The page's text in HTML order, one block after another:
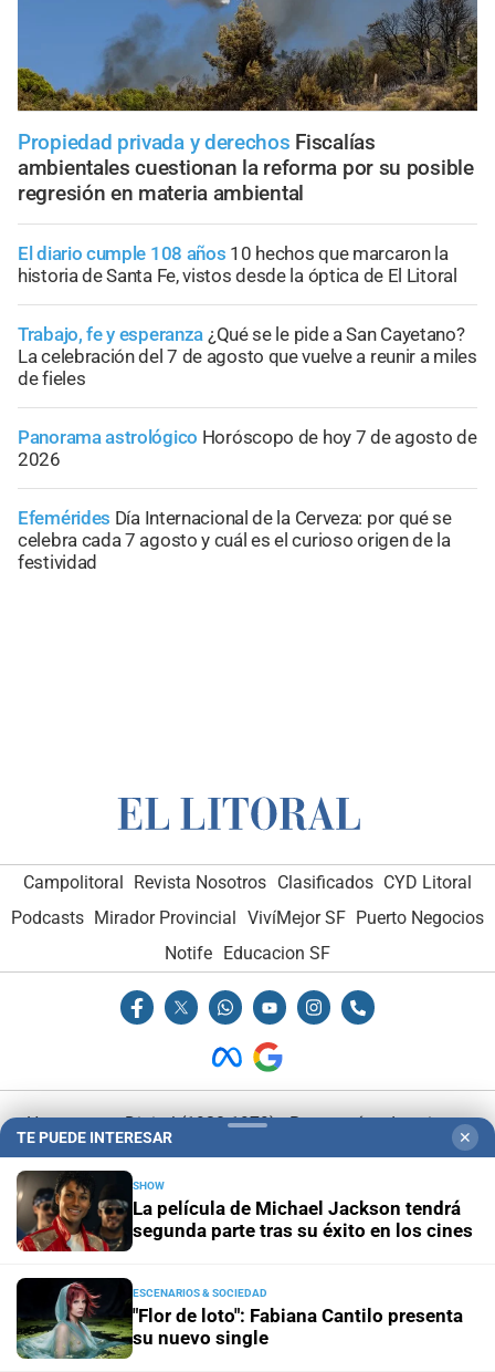
Propiedad privada y derechos Fiscalías
ambientales cuestionan la reforma por su posible
regresión en materia ambiental
El diario cumple 108 años 10 hechos que marcaron la
historia de Santa Fe, vistos desde la óptica de El Litoral
Trabajo, fe y esperanza ¿Qué se le pide a San Cayetano?
La celebración del 7 de agosto que vuelve a reunir a miles
de fieles
Panorama astrológico Horóscopo de hoy 7 de agosto de
2026
Efemérides Día Internacional de la Cerveza: por qué se
celebra cada 7 agosto y cuál es el curioso origen de la
festividad
Campolitoral Revista Nosotros Clasificados CYD Litoral
Podcasts Mirador Provincial VivíMejor SF Puerto Negocios
Notife
Educacion SF
Hemeroteca Digital (1930-1979)-Receptorías de avisos-
Administración y Publicidad-Elementos institucionales-
Opcionales con El Litoral
TE PUEDE INTERESAR ✕
SHOW
La película de Michael Jackson tendrá
segunda parte tras su éxito en los cines
ESCENARIOS & SOCIEDAD
"Flor de loto": Fabiana Cantilo presenta
su nuevo single